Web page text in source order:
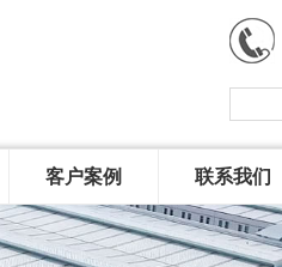
客户案例 联系我们